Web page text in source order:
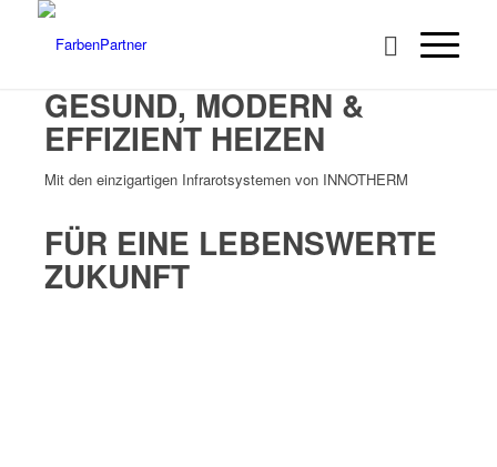
GESUND, MODERN &
EFFIZIENT HEIZEN
Mit den einzigartigen Infrarotsystemen von INNOTHERM
FÜR EINE LEBENSWERTE
ZUKUNFT